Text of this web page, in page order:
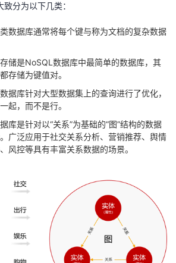
分为以下几类：
数据库通常将每个键与称为文档的复杂数据
储是NoSQL 数据库中最简单的数据库，其
存储为键值对。
据库针对大型数据集上的查询进行了优化，
起，而不是行。
库是针对以“关系”为基础的“图”结构的数据
广泛应用于社交关系分析、营销推荐、舆情
风控等具有丰富关系数据的场景。